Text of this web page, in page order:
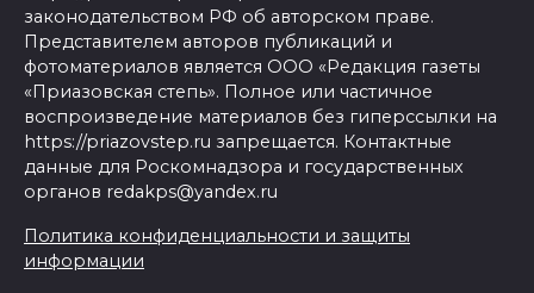
законодательством РФ об авторском праве.
Представителем авторов публикаций и
фотоматериалов является ООО «Редакция газеты
«Приазовская степь». Полное или частичное
воспроизведение материалов без гиперссылки на
https://priazovstep.ru запрещается. Контактные
данные для Роскомнадзора и государственных
органов redakps@yandex.ru
Политика конфиденциальности и защиты
информации